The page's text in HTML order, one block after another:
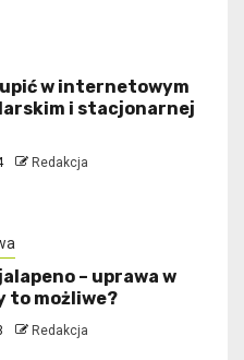
w internetowym
i stacjonarnej
Redakcja
– uprawa w
to możliwe?
Redakcja